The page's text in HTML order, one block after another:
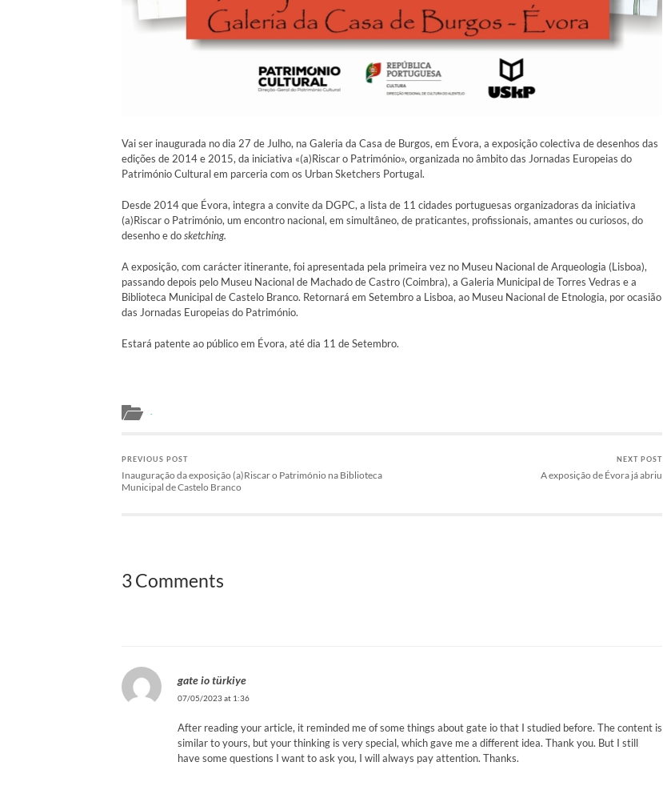
Vai ser inaugurada no dia 27 de Julho, na Galeria da Casa de Burgos, em Évora, a exposição colectiva de desenhos das
edições de 2014 e 2015, da iniciativa «(a)Riscar o Património», organizada no âmbito das Jornadas Europeias do
Património Cultural em parceria com os Urban Sketchers Portugal.
Desde 2014 que Évora, integra a convite da DGPC, a lista de 11 cidades portuguesas organizadoras da iniciativa
(a)Riscar o Património, um encontro nacional, em simultâneo, de praticantes, profissionais, amantes ou curiosos, do
desenho e dosketching.
A exposição, com carácter itinerante, foi apresentada pela primeira vez no Museu Nacional de Arqueologia (Lisboa),
passando depois pelo Museu Nacional de Machado de Castro (Coimbra), a Galeria Municipal de Torres Vedras e a
Biblioteca Municipal de Castelo Branco. Retornará em Setembro a Lisboa, ao Museu Nacional de Etnologia, por ocasião
das Jornadas Europeias do Património.
Estará patente ao público em Évora, até dia 11 de Setembro.
PREVIOUS POST
Inauguração da exposição (a)Riscar o Património na Biblioteca
Municipal de Castelo Branco
NEXT POST
A exposição de Évora já abriu
3 Comments
gate io türkiye
07/05/2023 at 1:36
After reading your article, it reminded me of some things about gate io that I studied before. The content is
similar to yours, but your thinking is very special, which gave me a different idea. Thank you. But I still
have some questions I want to ask you, I will always pay attention. Thanks.